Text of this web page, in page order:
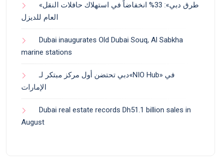
«طرق دبي»: 33% انخفاضاً في استهلاك حافلات النقل
العام للديزل
Dubai inaugurates Old Dubai Souq, Al Sabkha
marine stations
دبي تحتضن أول مركز مبتكر لـ«NIO Hub» في
الإمارات
Dubai real estate records Dh51.1 billion sales in
August